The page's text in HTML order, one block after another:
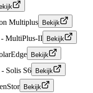
Multiplus Bekijk
MultiPlus-II Bekijk
Bekijk
Solis S6 Bekijk
Bekijk